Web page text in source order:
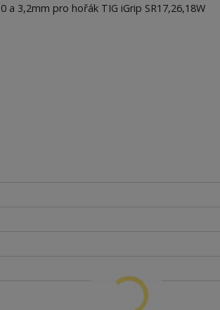
a 3,2mm pro hořák TIG iGrip SR17,26,18W